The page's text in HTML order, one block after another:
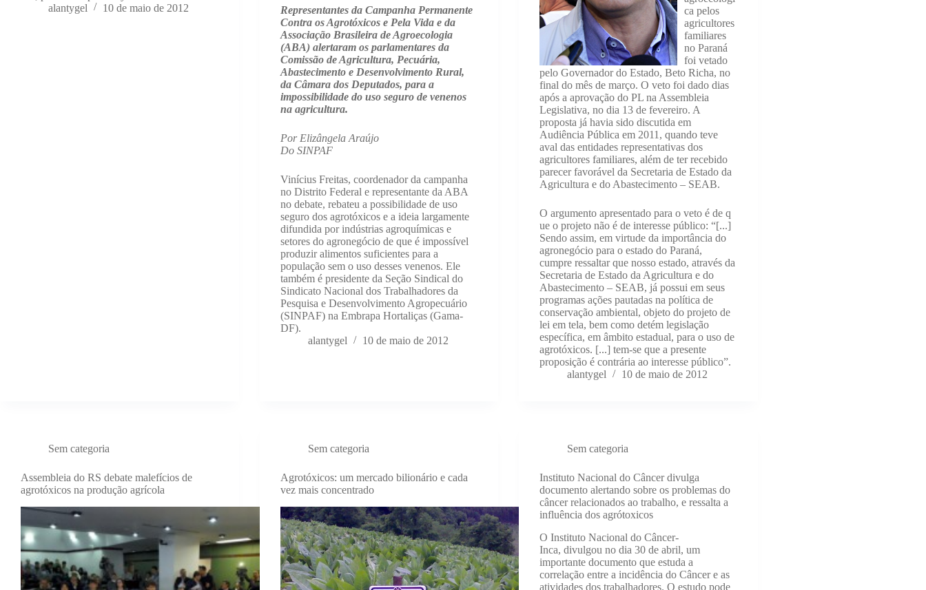
alantygel
10 de maio de 2012
Representantes da Campanha Permanente
Contra os Agrotóxicos e Pela Vida e da
Associação Brasileira de Agroecologia
(ABA) alertaram os parlamentares da
Comissão de Agricultura, Pecuária,
Abastecimento e Desenvolvimento Rural,
da Câmara dos Deputados, para a
impossibilidade do uso seguro de venenos
na agricultura.
Por Elizângela Araújo
Do SINPAF
Vinícius Freitas, coordenador da campanha
no Distrito Federal e representante da ABA
no debate, rebateu a possibilidade de uso
seguro dos agrotóxicos e a ideia largamente
difundida por indústrias agroquímicas e
setores do agronegócio de que é impossível
produzir alimentos suficientes para a
população sem o uso desses venenos. Ele
também é presidente da Seção Sindical do
Sindicato Nacional dos Trabalhadores da
Pesquisa e Desenvolvimento Agropecuário
(SINPAF) na Embrapa Hortaliças (Gama-
DF).
alantygel
10 de maio de 2012
ca pelos
agricultores
familiares
no Paraná
foi vetado
pelo Governador do Estado, Beto Richa, no
final do mês de março. O veto foi dado dias
após a aprovação do PL na Assembleia
Legislativa, no dia 13 de fevereiro. A
proposta já havia sido discutida em
Audiência Pública em 2011, quando teve
aval das entidades representativas dos
agricultores familiares, além de ter recebido
parecer favorável da Secretaria de Estado da
Agricultura e do Abastecimento – SEAB.
O argumento apresentado para o veto é de q
ue o projeto não é de interesse público: “[...]
Sendo assim, em virtude da importância do
agronegócio para o estado do Paraná,
cumpre ressaltar que nosso estado, através da
Secretaria de Estado da Agricultura e do
Abastecimento – SEAB, já possui em seus
programas ações pautadas na política de
conservação ambiental, objeto do projeto de
lei em tela, bem como detém legislação
específica, em âmbito estadual, para o uso de
agrotóxicos. [...] tem-se que a presente
proposição é contrária ao interesse público”.
alantygel
10 de maio de 2012
Sem categoria
Assembleia do RS debate malefícios de
agrotóxicos na produção agrícola
Sem categoria
Agrotóxicos: um mercado bilionário e cada
vez mais concentrado
Sem categoria
Instituto Nacional do Câncer divulga
documento alertando sobre os problemas do
câncer relacionados ao trabalho, e ressalta a
influência dos agrótoxicos
O Instituto Nacional do Câncer-
Inca, divulgou no dia 30 de abril, um
importante documento que estuda a
correlação entre a incidência do Câncer e as
atividades dos trabalhadores. O estudo pode